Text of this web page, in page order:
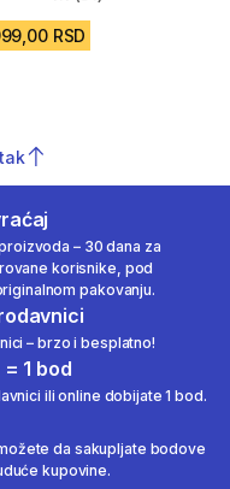
od 5 zvezdica from 31
RSD
– 30 dana za
korisnike, pod
pakovanju.
– brzo i besplatno!
1 bod
ili online dobijate 1 bod.
da sakupljate bodove
kupovine.